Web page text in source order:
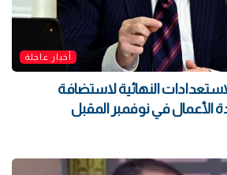
أخبار عاجلة
النهائية لاستضافة
الأعمال في نوفمبر المقبل